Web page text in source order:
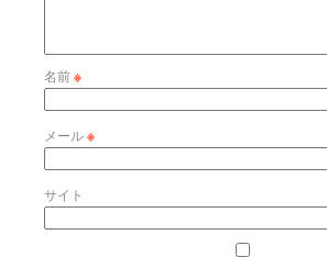
名前※
メール※
サイト